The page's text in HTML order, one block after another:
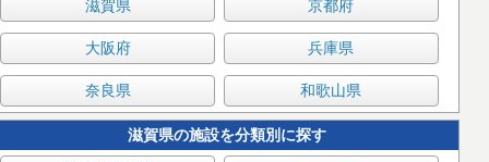
滋賀県 京都府
大阪府 兵庫県
奈良県 和歌山県
滋賀県の施設を分類別に探す